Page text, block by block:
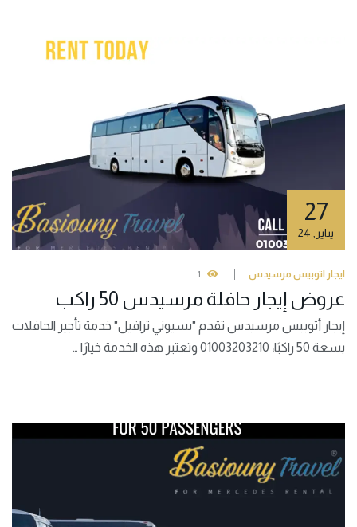
27
يناير
ايجار اتوبيس مرسيدس 1
عروض إيجار حافلة مرسيدس 50 راكب
إيجار أتوبيس مرسيدس تقدم "بسيوني ترافيل" خدمة تأجير الحافلات
بسعة 50 راكبًا، 01003203210 وتعتبر هذه الخدمة خيارًا …